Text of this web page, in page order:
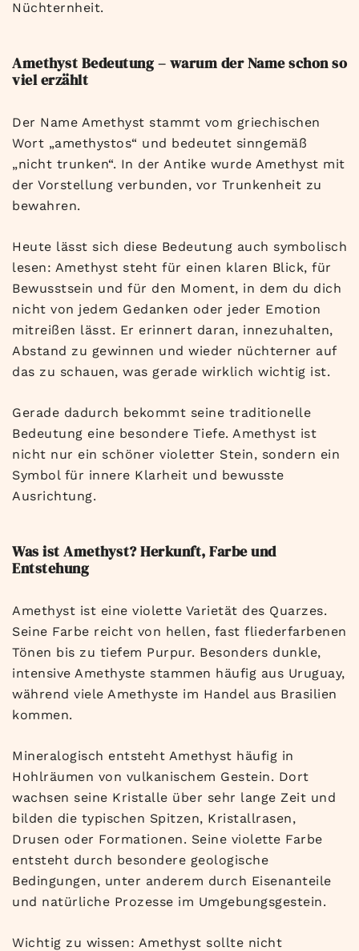
Nüchternheit.
Amethyst Bedeutung – warum der Name schon so
viel erzählt
Der Name Amethyst stammt vom griechischen
Wort „amethystos“ und bedeutet sinngemäß
„nicht trunken“. In der Antike wurde Amethyst mit
der Vorstellung verbunden, vor Trunkenheit zu
bewahren.
Heute lässt sich diese Bedeutung auch symbolisch
lesen: Amethyst steht für einen klaren Blick, für
Bewusstsein und für den Moment, in dem du dich
nicht von jedem Gedanken oder jeder Emotion
mitreißen lässt. Er erinnert daran, innezuhalten,
Abstand zu gewinnen und wieder nüchterner auf
das zu schauen, was gerade wirklich wichtig ist.
Gerade dadurch bekommt seine traditionelle
Bedeutung eine besondere Tiefe. Amethyst ist
nicht nur ein schöner violetter Stein, sondern ein
Symbol für innere Klarheit und bewusste
Ausrichtung.
Was ist Amethyst? Herkunft, Farbe und
Entstehung
Amethyst ist eine violette Varietät des Quarzes.
Seine Farbe reicht von hellen, fast fliederfarbenen
Tönen bis zu tiefem Purpur. Besonders dunkle,
intensive Amethyste stammen häufig aus Uruguay,
während viele Amethyste im Handel aus Brasilien
kommen.
Mineralogisch entsteht Amethyst häufig in
Hohlräumen von vulkanischem Gestein. Dort
wachsen seine Kristalle über sehr lange Zeit und
bilden die typischen Spitzen, Kristallrasen,
Drusen oder Formationen. Seine violette Farbe
entsteht durch besondere geologische
Bedingungen, unter anderem durch Eisenanteile
und natürliche Prozesse im Umgebungsgestein.
Wichtig zu wissen: Amethyst sollte nicht